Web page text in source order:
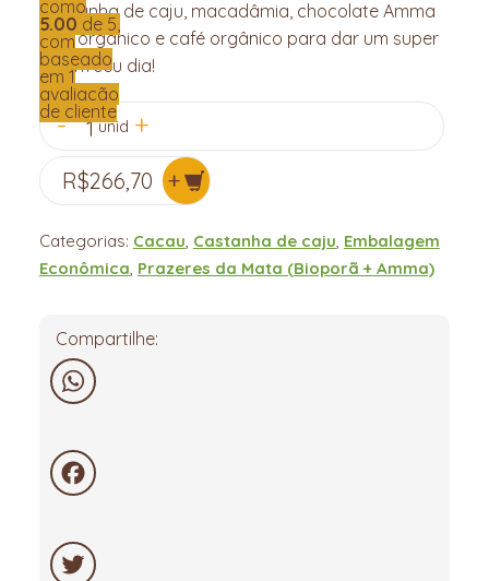
como
5.00 de 5,
com
baseado
em 1
avaliação
de cliente
Castanha de caju, macadâmia, chocolate Amma
60% orgânico e café orgânico para dar um super
UP em seu dia!
1unid
R$266,70
Categorias: Cacau, Castanha de caju, Embalagem
Econômica, Prazeres da Mata (Bioporã + Amma)
Compartilhe: